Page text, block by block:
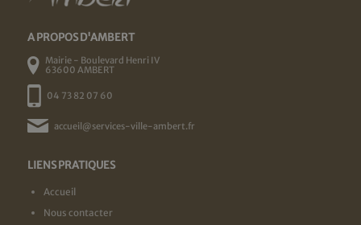
A PROPOS D'AMBERT
Mairie - Boulevard Henri IV
63600 AMBERT
04 73 82 07 60
accueil@services-ville-ambert.fr
LIENS PRATIQUES
Accueil
Nous contacter